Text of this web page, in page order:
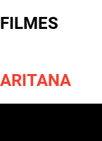
FILMES
ARITANA